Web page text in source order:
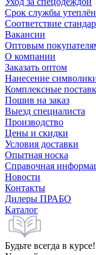
Срок службы
Соответствие
Вакансии
Оптовым
О компании
Заказать оптом
Нанесение
Комплексные
Пошив на заказ
Выезд специалиста
Производство
Цены и скидки
Условия доставки
Опытная носка
Справочная
Новости
Контакты
Дилеры ПРАБО
Каталог
Будьте всегда в курсе!